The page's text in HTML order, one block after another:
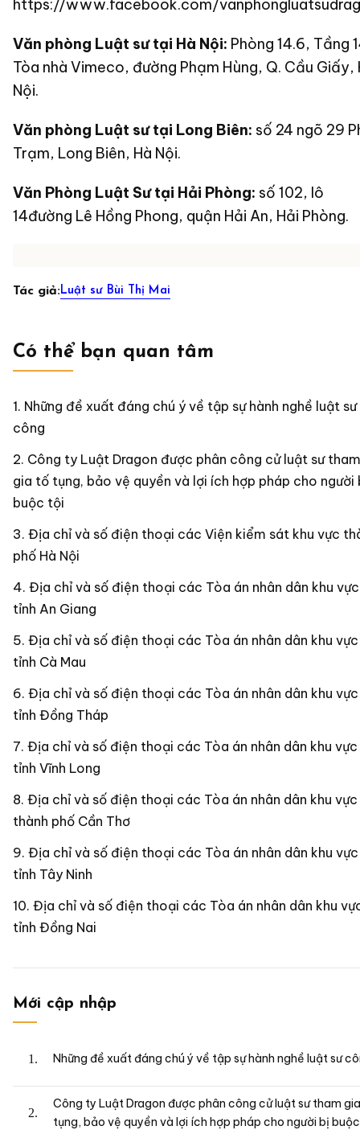
https://www.facebook.com/
Văn phòng Luật sư tại Hà Nội: Phòng 14.6, Tầng
Tòa nhà Vimeco, đường Phạm Hùng, Q. Cầu Giấy,
Nội.
Văn phòng Luật sư tại Long Biên: số 24 ngõ 29
Trạm, Long Biên, Hà Nội.
Văn Phòng Luật Sư tại Hải Phòng: số 102, lô
14đường Lê Hồng Phong, quận Hải An, Hải Phòng.
Tác giả:Luật sư Bùi Thị Mai
Có thể bạn quan tâm
Những đề xuất đáng chú ý về tập sự hành nghề luật sư
công
Công ty Luật Dragon được phân công cử luật sư tham
gia tố tụng, bảo vệ quyền và lợi ích hợp pháp cho người
buộc tội
Địa chỉ và số điện thoại các Viện kiểm sát khu vực
phố Hà Nội
Địa chỉ và số điện thoại các Tòa án nhân dân khu vực
tỉnh An Giang
Địa chỉ và số điện thoại các Tòa án nhân dân khu vực
tỉnh Cà Mau
Địa chỉ và số điện thoại các Tòa án nhân dân khu vực
tỉnh Đồng Tháp
Địa chỉ và số điện thoại các Tòa án nhân dân khu vực
tỉnh Vĩnh Long
Địa chỉ và số điện thoại các Tòa án nhân dân khu vực
thành phố Cần Thơ
Địa chỉ và số điện thoại các Tòa án nhân dân khu vực
tỉnh Tây Ninh
Địa chỉ và số điện thoại các Tòa án nhân dân khu
tỉnh Đồng Nai
Mới cập nhập
Những đề xuất đáng chú ý về tập sự hành nghề luật sư
Công ty Luật Dragon được phân công cử luật sư tham
tụng, bảo vệ quyền và lợi ích hợp pháp cho người bị